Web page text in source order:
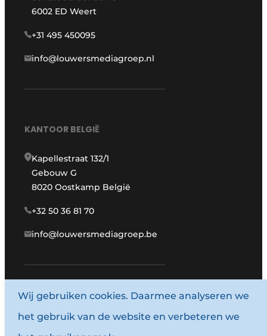
6002 ED Weert
+31 495 450095
info@louwersmediagroep.nl
KANTOOR BELGIË
Kapellestraat 132/1
Gebouw G
8020 Oostkamp België
+32 50 36 81 70
info@louwersmediagroep.be
www.louwersmediagroep.com
© 1987 - 2026 Louwersmediagroep.
Wij gebruiken cookies. Daarmee analyseren we
het gebruik van de website en verbeteren we